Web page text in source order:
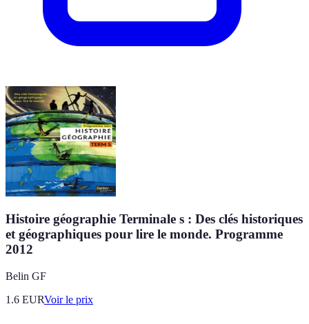
Histoire géographie Terminale s : Des clés historiques
et géographiques pour lire le monde. Programme
2012
Belin GF
1.6 EURVoir le prix